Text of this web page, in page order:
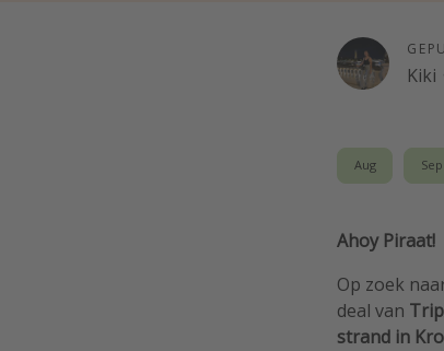
Kiki
Aug Sep
Ahoy Piraat!
Op zoek
deal van
strand in